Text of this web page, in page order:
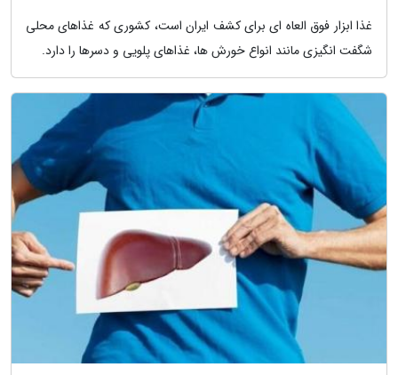
غذا ابزار فوق العاه ای برای کشف ایران است، کشوری که غذاهای محلی
شگفت انگیزی مانند انواع خورش ها، غذاهای پلویی و دسرها را دارد.